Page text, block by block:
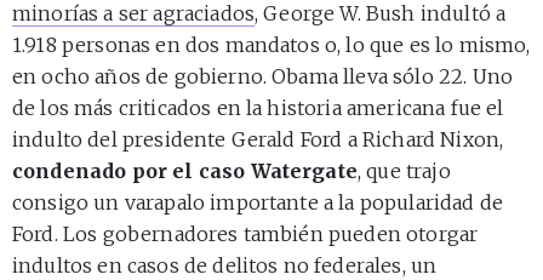
minorías a ser agraciados, George W. Bush indultó a
1.918 personas en dos mandatos o, lo que es lo mismo,
en ocho años de gobierno. Obama lleva sólo 22. Uno
de los más criticados en la historia americana fue el
indulto del presidente Gerald Ford a Richard Nixon,
condenado por el caso Watergate, que trajo
consigo un varapalo importante a la popularidad de
Ford. Los gobernadores también pueden otorgar
indultos en casos de delitos no federales, un